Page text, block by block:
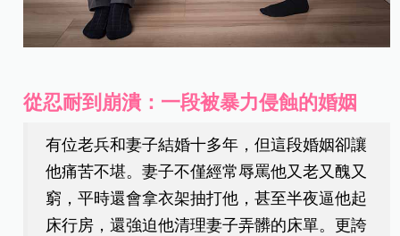
從忍耐到崩潰：一段被暴力侵蝕的婚姻
有位老兵和妻子結婚十多年，但這段婚姻卻讓
他痛苦不堪。妻子不僅經常辱罵他又老又醜又
窮，平時還會拿衣架抽打他，甚至半夜逼他起
床行房，還強迫他清理妻子弄髒的床單。更誇